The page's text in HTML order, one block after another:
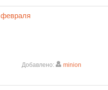
февраля
Добавлено: minion